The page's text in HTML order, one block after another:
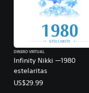
Infinity Nikki —1980
estelaritas
DINERO VIRTUAL
US$29.99